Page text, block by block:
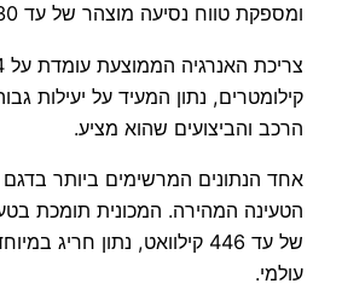
ומספקת טווח נסיעה מוצהר של עד 530 קילומטרים.
קילומטרים, נתון המעיד על יעילות
הרכב והביצועים שהוא מציע.
אחד הנתונים המרשימים ביותר
של עד 446 קילוואט, נתון חריג
עולמי.